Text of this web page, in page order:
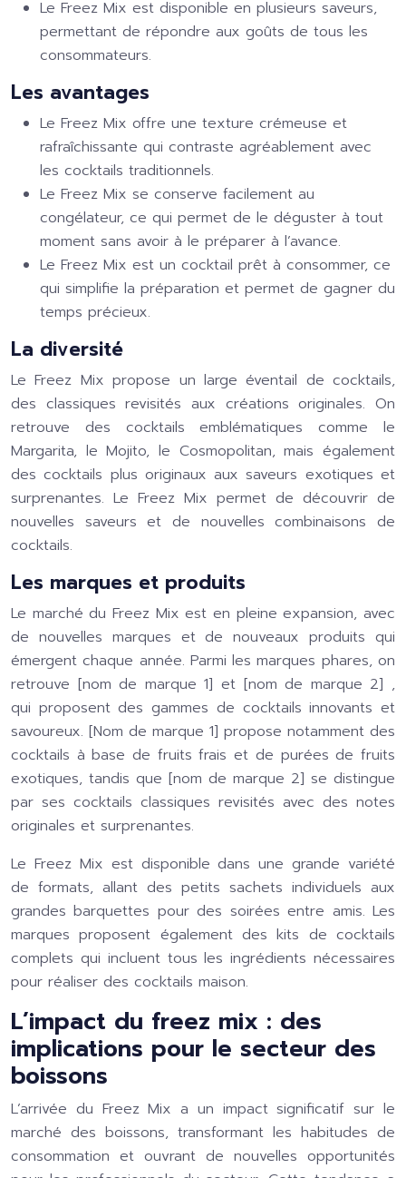
Le Freez Mix est disponible en plusieurs saveurs,
permettant de répondre aux goûts de tous les
consommateurs.
Les avantages
Le Freez Mix offre une texture crémeuse et
rafraîchissante qui contraste agréablement avec
les cocktails traditionnels.
Le Freez Mix se conserve facilement au
congélateur, ce qui permet de le déguster à tout
moment sans avoir à le préparer à l’avance.
Le Freez Mix est un cocktail prêt à consommer, ce
qui simplifie la préparation et permet de gagner du
temps précieux.
La diversité
Le Freez Mix propose un large éventail de cocktails,
des classiques revisités aux créations originales. On
retrouve des cocktails emblématiques comme le
Margarita, le Mojito, le Cosmopolitan, mais également
des cocktails plus originaux aux saveurs exotiques et
surprenantes. Le Freez Mix permet de découvrir de
nouvelles saveurs et de nouvelles combinaisons de
cocktails.
Les marques et produits
Le marché du Freez Mix est en pleine expansion, avec
de nouvelles marques et de nouveaux produits qui
émergent chaque année. Parmi les marques phares, on
retrouve [nom de marque 1]et [nom de marque 2] ,
qui proposent des gammes de cocktails innovants et
savoureux. [Nom de marque 1] propose notamment des
cocktails à base de fruits frais et de purées de fruits
exotiques, tandis que [nom de marque 2] se distingue
par ses cocktails classiques revisités avec des notes
originales et surprenantes.
Le Freez Mix est disponible dans une grande variété
de formats, allant des petits sachets individuels aux
grandes barquettes pour des soirées entre amis. Les
marques proposent également des kits de cocktails
complets qui incluent tous les ingrédients nécessaires
pour réaliser des cocktails maison.
L’impact du freez mix : des
implications pour le secteur des
boissons
L’arrivée du Freez Mix a un impact significatif sur le
marché des boissons, transformant les habitudes de
consommation et ouvrant de nouvelles opportunités